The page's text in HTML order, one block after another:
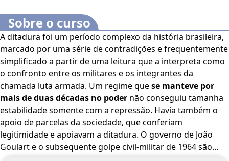
Sobre o curso
A ditadura foi um período complexo da história brasileira,
marcado por uma série de contradições e frequentemente
simplificado a partir de uma leitura que a interpreta como
o confronto entre os militares e os integrantes da
chamada luta armada. Um regime quese manteve por
mais de duas décadas no poder não conseguiu tamanha
estabilidade somente com a repressão. Havia também o
apoio de parcelas da sociedade, que conferiam
legitimidade e apoiavam a ditadura. O governo de João
Goulart e o subsequente golpe civil-militar de 1964 são